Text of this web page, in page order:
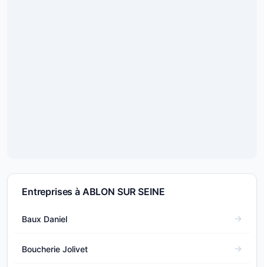
Entreprises à ABLON SUR SEINE
Baux Daniel
Boucherie Jolivet